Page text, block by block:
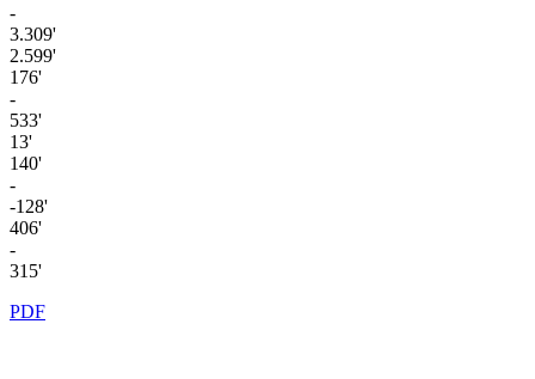
-
3.309'
2.599'
176'
-
533'
13'
140'
-
-128'
406'
-
315'
PDF